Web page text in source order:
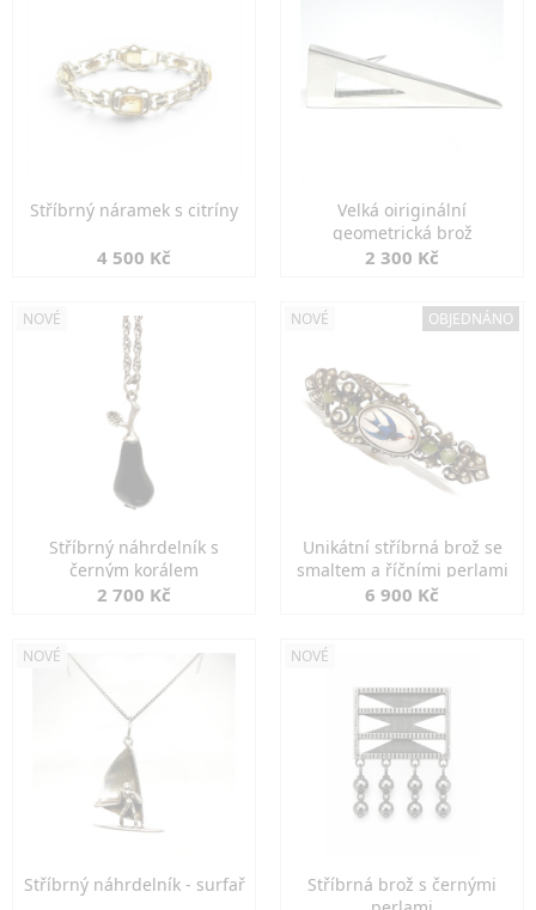
Stříbrný náramek s citríny
4 500 Kč
Velká oiriginální
geometrická brož
2 300 Kč
NOVÉ
Stříbrný náhrdelník s
černým korálem
2 700 Kč
NOVÉ OBJEDNÁNO
Unikátní stříbrná brož se
smaltem a říčními perlami
6 900 Kč
NOVÉ
Stříbrný náhrdelník - surfař
NOVÉ
Stříbrná brož s černými